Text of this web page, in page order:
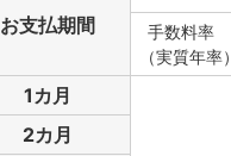
お支払期間
手数料率
（実質年率）
1カ月
2カ月